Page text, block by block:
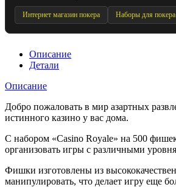
Интернет магазин покера Наборы для покера
Описание
Детали
Описание
Добро пожаловать в мир азартных
истинного казино у вас дома.
С набором «Casino Royale» на 500
организовать игры с различными
Фишки изготовлены из
манипулировать, что делает игру еще